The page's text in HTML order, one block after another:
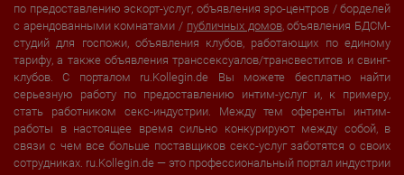
по предоставлению эскорт-услуг, объявления эро-центров / борделей
с арендованными комнатами / публичных домов, объявления БДСМ-
студий для госпожи, объявления клубов, работающих по единому
тарифу, а также объявления транссексуалов/трансвеститов и свинг-
клубов. С порталом ru.Kollegin.de Вы можете бесплатно найти
серьезную работу по предоставлению интим-услуг и, к примеру,
стать работником секс-индустрии. Между тем оференты интим-
работы в настоящее время сильно конкурируют между собой, в
связи с чем все больше поставщиков секс-услуг заботятся о своих
сотрудниках. ru.Kollegin.de — это профессиональный портал индустрии